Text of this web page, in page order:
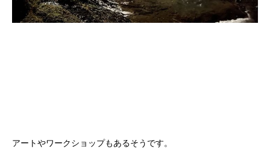
アートやワークショップもあるそうです。